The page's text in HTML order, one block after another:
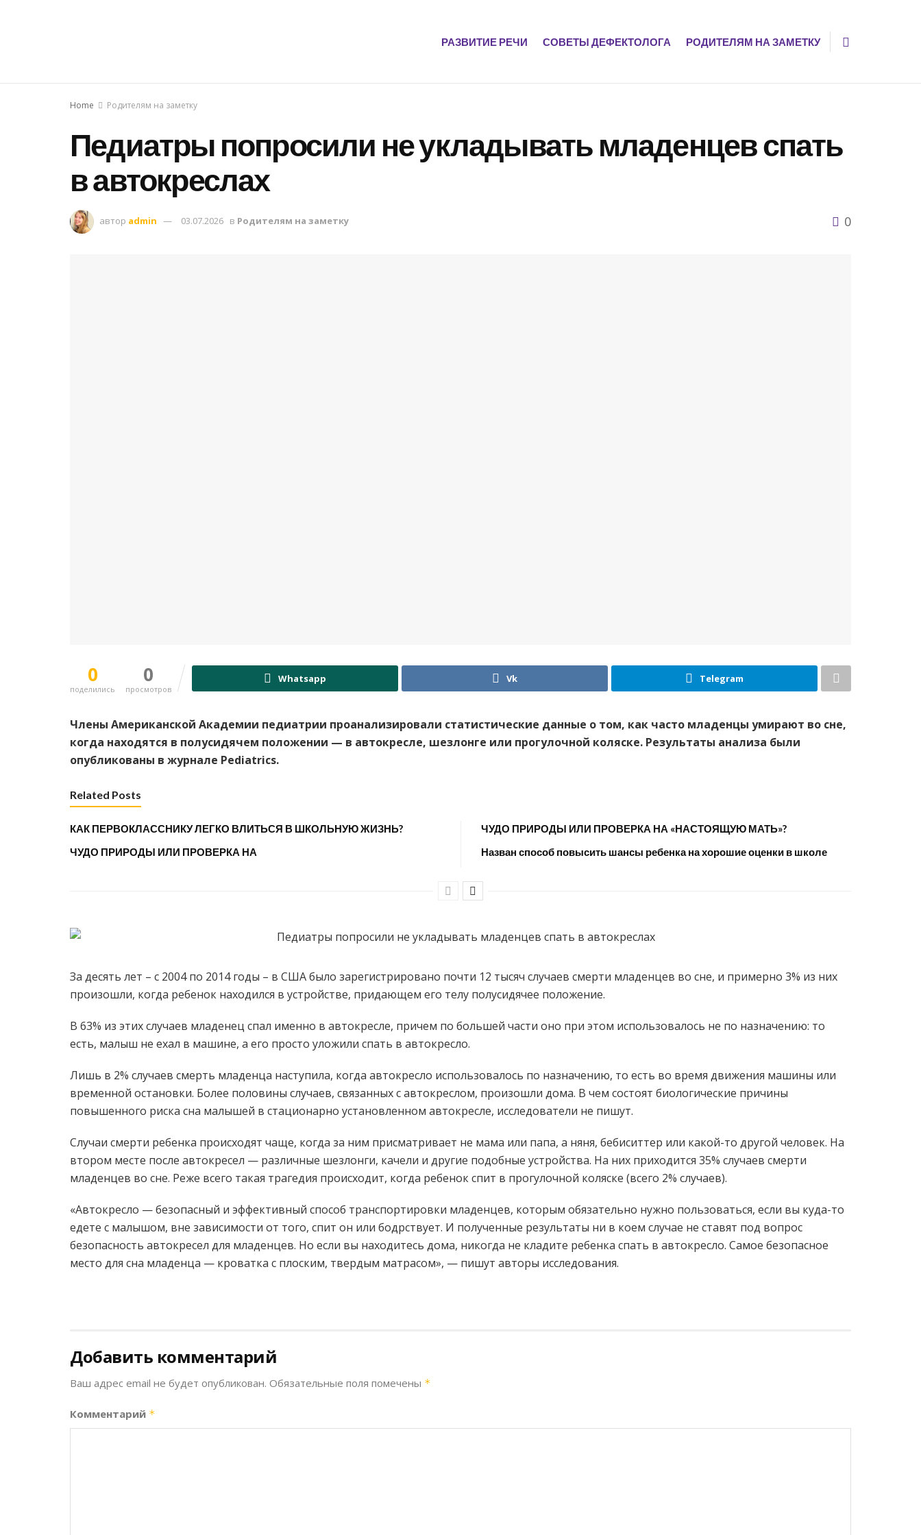
РАЗВИТИЕ РЕЧИ СОВЕТЫ ДЕФЕКТОЛОГА РОДИТЕЛЯМ НА ЗАМЕТКУ
Home Родителям на заметку
Педиатры попросили не укладывать младенцев спать
в автокреслах
автор admin 03.07.2026 в Родителям на заметку 0
0
поделились
0
просмотров
Whatsapp Vk Telegram
Члены Американской Академии педиатрии проанализировали статистические данные о том, как часто младенцы умирают во сне,
когда находятся в полусидячем положении — в автокресле, шезлонге или прогулочной коляске. Результаты анализа были
опубликованы в журнале Pediatrics.
Related Posts
КАК ПЕРВОКЛАССНИКУ ЛЕГКО ВЛИТЬСЯ В ШКОЛЬНУЮ ЖИЗНЬ?
ЧУДО ПРИРОДЫ ИЛИ ПРОВЕРКА НА
ЧУДО ПРИРОДЫ ИЛИ ПРОВЕРКА НА «НАСТОЯЩУЮ МАТЬ»?
Назван способ повысить шансы ребенка на хорошие оценки в школе
За десять лет – с 2004 по 2014 годы – в США было зарегистрировано почти 12 тысяч случаев смерти младенцев во сне, и примерно 3% из них
произошли, когда ребенок находился в устройстве, придающем его телу полусидячее положение.
В 63% из этих случаев младенец спал именно в автокресле, причем по большей части оно при этом использовалось не по назначению: то
есть, малыш не ехал в машине, а его просто уложили спать в автокресло.
Лишь в 2% случаев смерть младенца наступила, когда автокресло использовалось по назначению, то есть во время движения машины или
временной остановки. Более половины случаев, связанных с автокреслом, произошли дома. В чем состоят биологические причины
повышенного риска сна малышей в стационарно установленном автокресле, исследователи не пишут.
Случаи смерти ребенка происходят чаще, когда за ним присматривает не мама или папа, а няня, бебиситтер или какой-то другой человек. На
втором месте после автокресел — различные шезлонги, качели и другие подобные устройства. На них приходится 35% случаев смерти
младенцев во сне. Реже всего такая трагедия происходит, когда ребенок спит в прогулочной коляске (всего 2% случаев).
«Автокресло — безопасный и эффективный способ транспортировки младенцев, которым обязательно нужно пользоваться, если вы куда-то
едете с малышом, вне зависимости от того, спит он или бодрствует. И полученные результаты ни в коем случае не ставят под вопрос
безопасность автокресел для младенцев. Но если вы находитесь дома, никогда не кладите ребенка спать в автокресло. Самое безопасное
место для сна младенца — кроватка с плоским, твердым матрасом», — пишут авторы исследования.
Добавить комментарий
Ваш адрес email не будет опубликован. Обязательные поля помечены *
Комментарий *